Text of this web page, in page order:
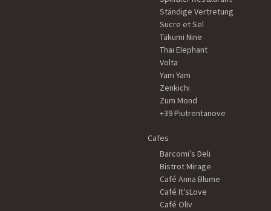
Ständige Vertretung
Sucre et Sel
Takumi Nine
Thai Elephant
Volta
Yam Yam
Zenkichi
Zum Mond
+39 Piutrentanove
Cafes
Barcomi’s Deli
Bistrot Mirage
Café Anna Blume
Café It’sLove
Café Oliv